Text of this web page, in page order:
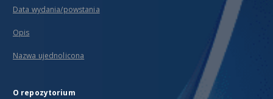
Data wydania/powstania
Opis
Nazwa ujednolicona
O repozytorium